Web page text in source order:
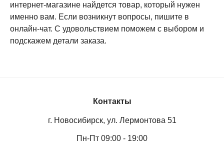
интернет-магазине найдется товар, который нужен
именно вам. Если возникнут вопросы, пишите в
онлайн-чат. С удовольствием поможем с выбором и
подскажем детали заказа.
Контакты
г. Новосибирск, ул. Лермонтова 51
Пн-Пт 09:00 - 19:00